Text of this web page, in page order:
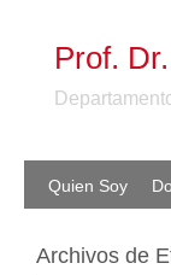
Prof.
Quien Soy
Archivos de